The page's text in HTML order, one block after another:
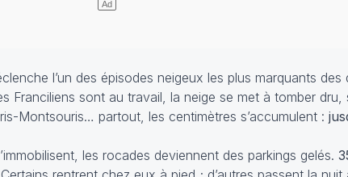
l’un des épisodes neigeux les plus marquants des
Franciliens sont au travail, la neige se met à tomber dru,
Montsouris… partout, les centimètres s’accumulent :
les rocades deviennent des parkings gelés.